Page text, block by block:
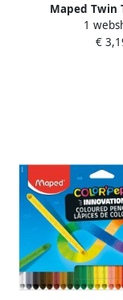
Maped Twin
kleurenbalpen
inktkleuren
1
€